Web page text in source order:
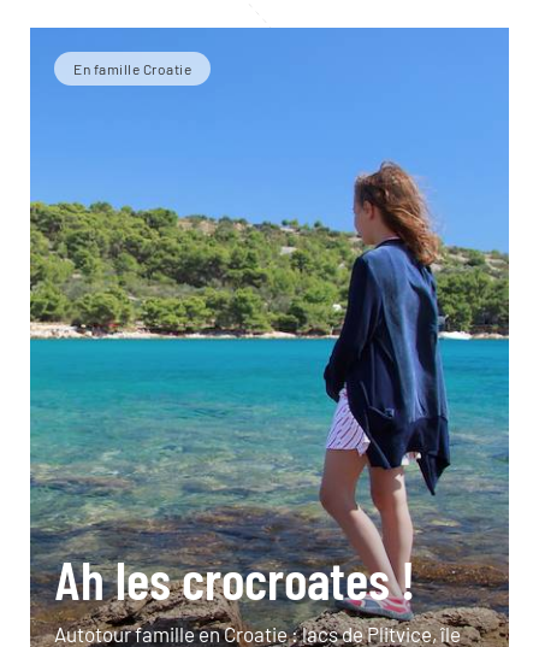
En famille Croatie
Ah les crocroates !
Autotour famille en Croatie : lacs de Plitvice, île